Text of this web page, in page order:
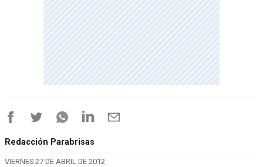
Redacción Parabrisas
VIERNES 27 DE ABRIL DE 2012